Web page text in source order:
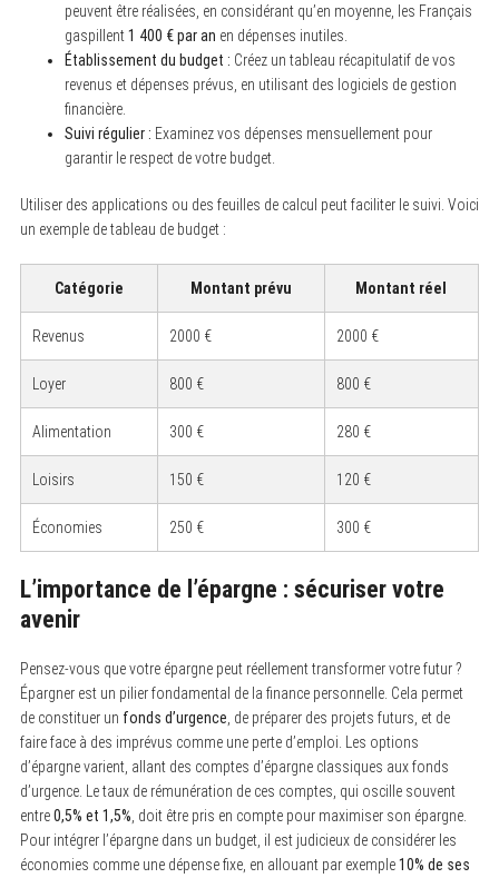
peuvent être réalisées, en considérant qu’en moyenne, les Français
gaspillent1 400 € par an en dépenses inutiles.
Établissement du budget : Créez un tableau récapitulatif de vos
revenus et dépenses prévus, en utilisant des logiciels de gestion
financière.
Suivi régulier : Examinez vos dépenses mensuellement pour
garantir le respect de votre budget.
Utiliser des applications ou des feuilles de calcul peut faciliter le suivi. Voici
un exemple de tableau de budget :
Catégorie Montant prévu Montant réel
Revenus 2000 € 2000 €
Loyer 800 € 800 €
Alimentation 300 € 280 €
Loisirs 150 € 120 €
Économies 250 € 300 €
L’importance de l’épargne : sécuriser votre
avenir
Pensez-vous que votre épargne peut réellement transformer votre futur ?
Épargner est un pilier fondamental de la finance personnelle. Cela permet
de constituer un fonds d’urgence , de préparer des projets futurs, et de
faire face à des imprévus comme une perte d’emploi. Les options
d’épargne varient, allant des comptes d’épargne classiques aux fonds
d’urgence. Le taux de rémunération de ces comptes, qui oscille souvent
entre0,5% et 1,5% , doit être pris en compte pour maximiser son épargne.
Pour intégrer l’épargne dans un budget, il est judicieux de considérer les
économies comme une dépense fixe, en allouant par exemple10% de ses